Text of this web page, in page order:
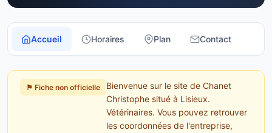
Accueil Horaires Plan Contact
⚑ Fiche non officielle
Bienvenue sur le site de Chanet
Christophe situé à Lisieux.
Vétérinaires. Vous pouvez retrouver
les coordonnées de l'entreprise,